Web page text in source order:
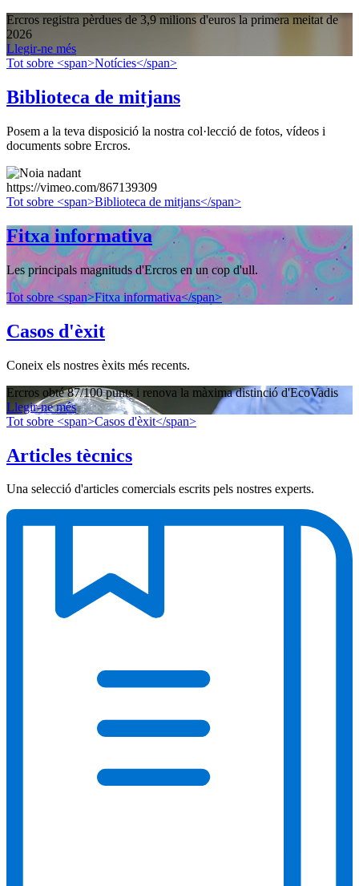
Ercros registra pèrdues de 3,9 milions d'euros la primera meitat de
2026
Llegir-ne més
Tot sobre <span>Notícies</span>
Biblioteca de mitjans
Posem a la teva disposició la nostra col·lecció de fotos, vídeos i
documents sobre Ercros.
https://vimeo.com/867139309
Tot sobre <span>Biblioteca de mitjans</span>
Fitxa informativa
Les principals magnituds d'Ercros en un cop d'ull.
Tot sobre <span>Fitxa informativa</span>
Casos d'èxit
Coneix els nostres èxits més recents.
Ercros obté 87/100 punts i renova la màxima distinció d'EcoVadis
Llegir-ne més
Tot sobre <span>Casos d'èxit</span>
Articles tècnics
Una selecció d'articles comercials escrits pels nostres experts.